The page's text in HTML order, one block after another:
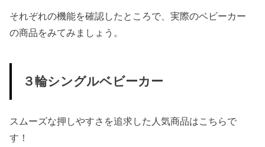
それぞれの機能を確認したところで、実際のベビーカー
の商品をみてみましょう。
３輪シングルベビーカー
スムーズな押しやすさを追求した人気商品はこちらで
す！